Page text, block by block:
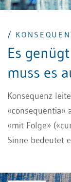
/
Es
muss es
Konsequenz
«consequentia»
«mit Folge»
Sinne bedeutet